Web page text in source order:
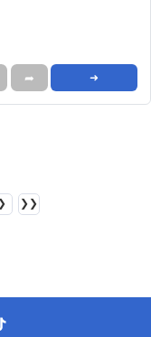
➦ ➜
❯ ❯❯